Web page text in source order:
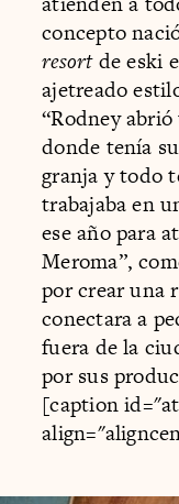
concepto
resortde eski
ajetreado
“Rodney
donde tenía
granja y todo
trabajaba en
ese año para
Meroma”,
por crear una
conectara a
fuera de la
por sus
[caption